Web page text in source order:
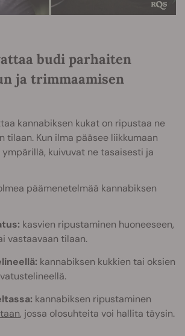
budi parhaiten
ja trimmaamisen
kannabiksen kukat on ripustaa ne
tilaan. Kun ilma pääsee liikkumaan
kuivuvat ne tasaisesti ja
päämenetelmää kannabiksen
kasvien ripustaminen huoneeseen,
vastaavaan tilaan.
kannabiksen kukkien tai oksien
kannabiksen ripustaminen
, jossa olosuhteita voi hallita täysin.